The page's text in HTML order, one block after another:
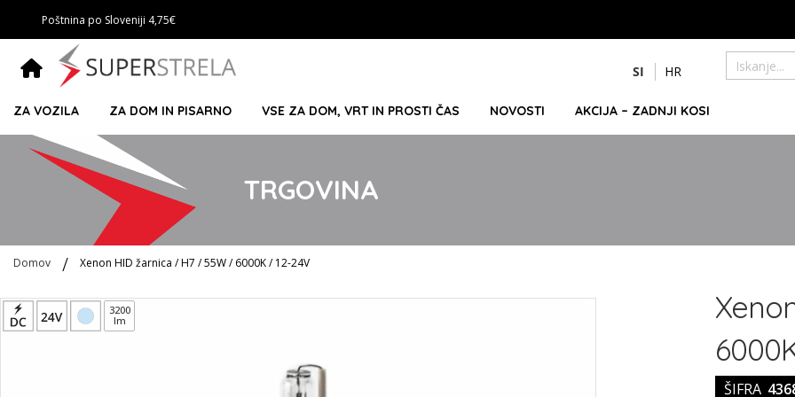
Poštnina po Sloveniji 4,75€
na
SI HR
ZA VOZILA ZA DOM IN PISARNO VSE ZA DOM, VRT IN PROSTI ČAS NOVOSTI AKCIJA – ZADNJI KOSI
TRGOVINA
Domov Xenon HID žarnica / H7 / 55W / 6000K / 12-24V
Preskoči
na
3200
lm
ŠIFRA